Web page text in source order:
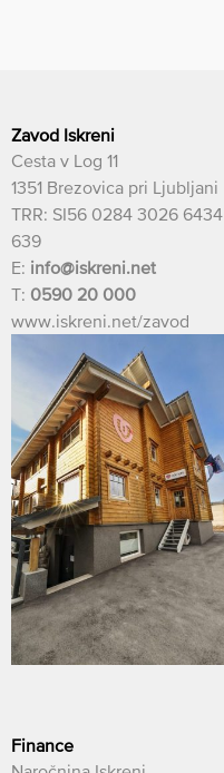
Zavod Iskreni
Cesta v Log 11
1351 Brezovica pri Ljubljani
TRR: SI56 0284 3026 6434
639
E: info@iskreni.net
T: 0590 20 000
www.iskreni.net/zavod
Finance